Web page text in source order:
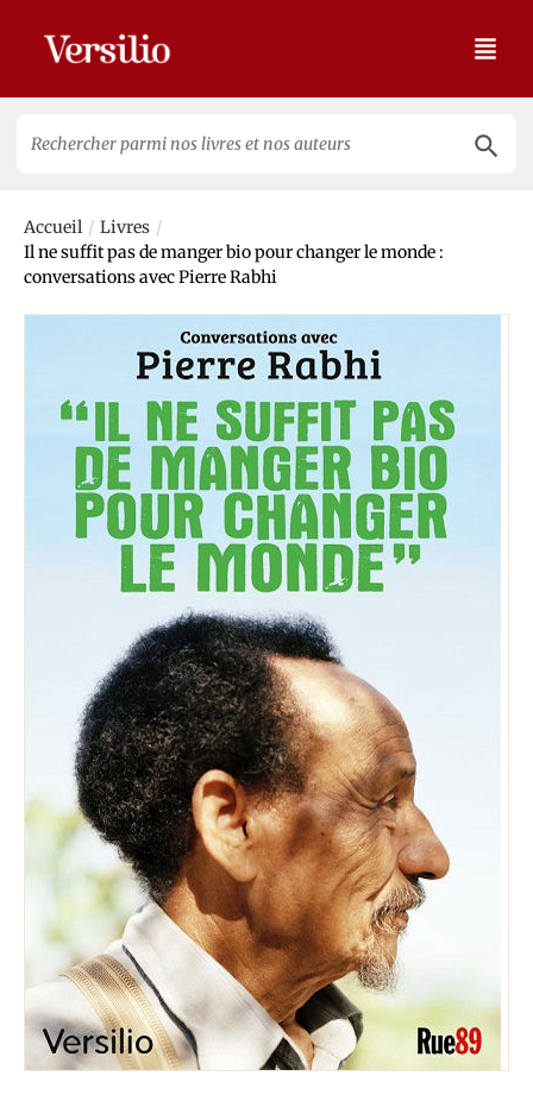
for:
Accueil / Livres /
Il ne suffit pas de manger bio pour changer le monde :
conversations avec Pierre Rabhi